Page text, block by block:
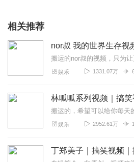
一个字好！短视频汇集于此，让
相关推荐
nor叔 我的世界生存视
娱乐 1331.07万
林呱呱系列视频｜搞
娱乐 2952.61万
丁郑美子｜搞笑视频